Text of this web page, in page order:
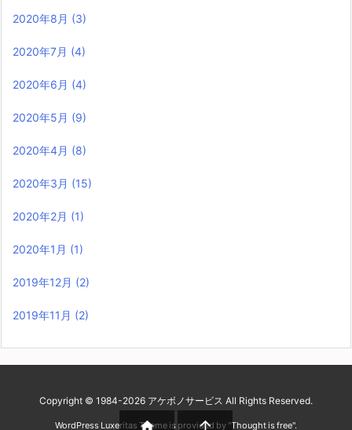
2020年8月 (3)
2020年7月 (4)
2020年6月 (4)
2020年5月 (9)
2020年4月 (8)
2020年3月 (15)
2020年2月 (1)
2020年1月 (1)
2019年12月 (2)
2019年11月 (2)
Copyright © 1984-2026 アケボノサービス All Rights Reserved.
WordPress Luxeritas Theme is provided by "Thought is free".
 